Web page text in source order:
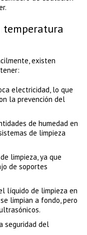
temperatura
existen
electricidad, lo que
la prevención del
de humedad en
de limpieza
limpieza, ya que
de soportes
líquido de limpieza en
limpian a fondo, pero
seguridad del